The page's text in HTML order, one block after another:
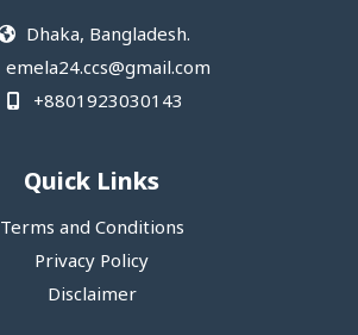
Dhaka, Bangladesh.
emela24.ccs@gmail.com
+8801923030143
Quick Links
Terms and Conditions
Privacy Policy
Disclaimer